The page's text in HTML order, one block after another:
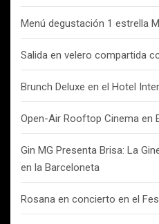
Menú degustación 1 estrella
Salida en velero compartida
Brunch Deluxe en el Hotel
Open-Air Rooftop Cinema en
Gin MG Presenta Brisa: La
en la Barceloneta
Rosana en concierto en el